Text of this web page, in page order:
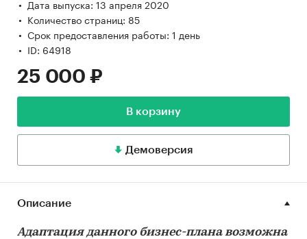
Дата выпуска: 13 апреля 2020
Количество страниц: 85
Срок предоставления работы: 1 день
ID: 64918
25 000 ₽
В корзину
Демоверсия
Описание
Адаптация данного бизнес-плана возможна